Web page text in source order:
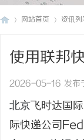
网站首页 资讯列
使用联邦
网
2026-05-16 发布
北京 飞时达 国
际快递公司